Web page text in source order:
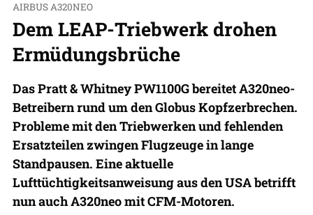
AIRBUS A320NEO
Dem LEAP-Triebwerk drohen
Ermüdungsbrüche
Das Pratt & Whitney PW1100G bereitet A320neo-
Betreibern rund um den Globus Kopfzerbrechen.
Probleme mit den Triebwerken und fehlenden
Ersatzteilen zwingen Flugzeuge in lange
Standpausen. Eine aktuelle
Lufttüchtigkeitsanweisung aus den USA betrifft
nun auch A320neo mit CFM-Motoren.